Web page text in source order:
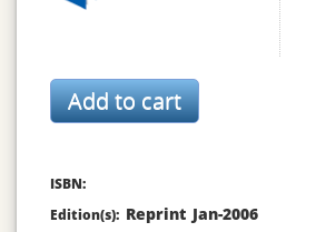
ISBN:
Edition(s): Reprint Jan-2006